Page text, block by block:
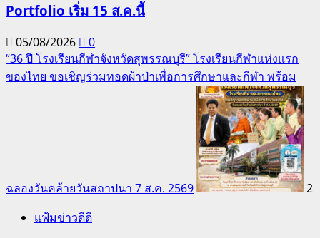
Portfolio เริ่ม 15 ส.ค.นี้
05/08/2026
0
“36 ปี โรงเรียนกีฬาจังหวัดสุพรรณบุรี” โรงเรียนกีฬาแห่งแรก
ของไทย ขอเชิญร่วมทอดผ้าป่าเพื่อการศึกษาและกีฬา พร้อม
ฉลองวันคล้ายวันสถาปนา 7 ส.ค. 2569
2
แฟ้มข่าวดีดี